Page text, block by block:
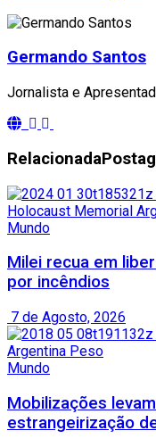
Germando Santos
Jornalista e
Relacionada
Mundo
Milei recua em
por incêndios
7 de Agosto, 2026
Mundo
Mobilizações
estrangeirização